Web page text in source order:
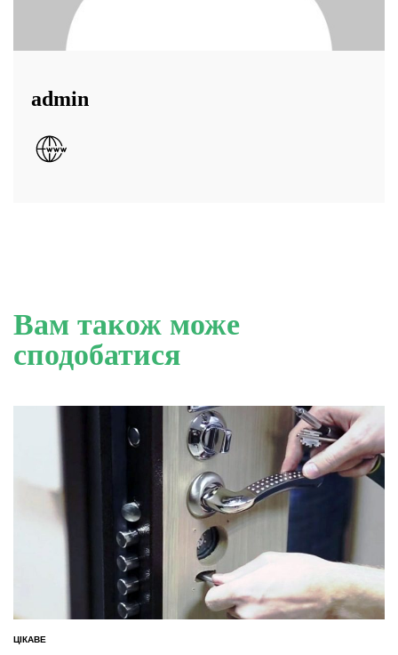
admin
Вам також може
сподобатися
ОПУБЛІКУВАТИ
ЦІКАВЕ